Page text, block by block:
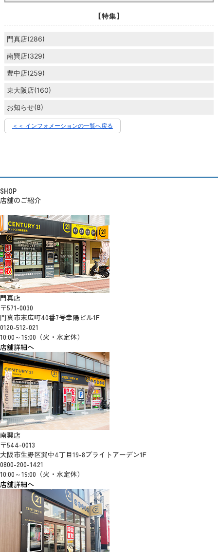
【特集】
門真店(286)
南巽店(329)
豊中店(259)
東大阪店(160)
お知らせ(8)
＜＜ インフォメーションの一覧へ戻る
SHOP
店舗のご紹介
門真店
〒571-0030
門真市末広町40番7号幸陽ビル1F
0120-512-021
10:00～19:00（火・水定休）
店舗詳細へ
南巽店
〒544-0013
大阪市生野区巽中4丁目19-8ブライトアーデン1F
0800-200-1421
10:00～19:00（火・水定休）
店舗詳細へ